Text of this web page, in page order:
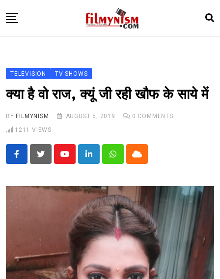
to
TELEVISION
BHOJPURI
NEWS ABTAK
MORE
TELEVISION TV SHOWS
क्या है वो राज, क्यूं जी रही खौफ के साये में
BY FILMYNISM AUGUST 5, 2019 0 COMMENTS
1211
VIEWS
YoutubeLinkedInWhatsappCloud